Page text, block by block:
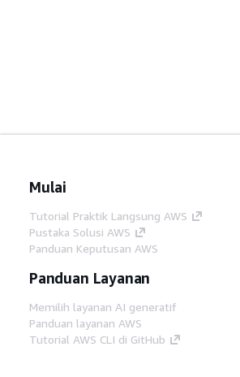
Mulai
Tutorial Praktik Langsung AWS
Pustaka Solusi AWS
Panduan Keputusan AWS
Panduan Layanan
Memilih layanan AI generatif
Panduan layanan AWS
Tutorial AWS CLI di GitHub